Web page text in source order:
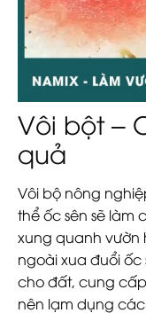
Vôi bột –
quả
Vôi bộ nông
thể ốc sên sẽ làm
xung quanh vườn
ngoài xua đuổi
cho đất, cung
nên lạm dụng